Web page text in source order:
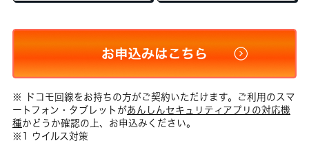
※ ドコモ回線をお持ちの方がご契約いただけます。ご利用のスマ
ートフォン・タブレットがあんしんセキュリティアプリの対応機
種かどうか確認の上、お申込みください。
※1 ウイルス対策